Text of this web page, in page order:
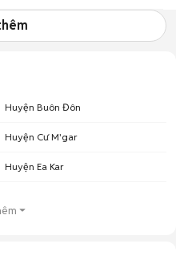
Huyện Buôn Đôn
Huyện Cư M'gar
Huyện Ea Kar